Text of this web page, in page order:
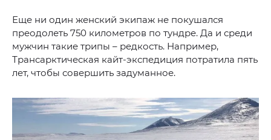
Еще ни один женский экипаж не покушался
преодолеть 750 километров по тундре. Да и среди
мужчин такие трипы – редкость. Например,
Трансарктическая кайт-экспедиция потратила пять
лет, чтобы совершить задуманное.